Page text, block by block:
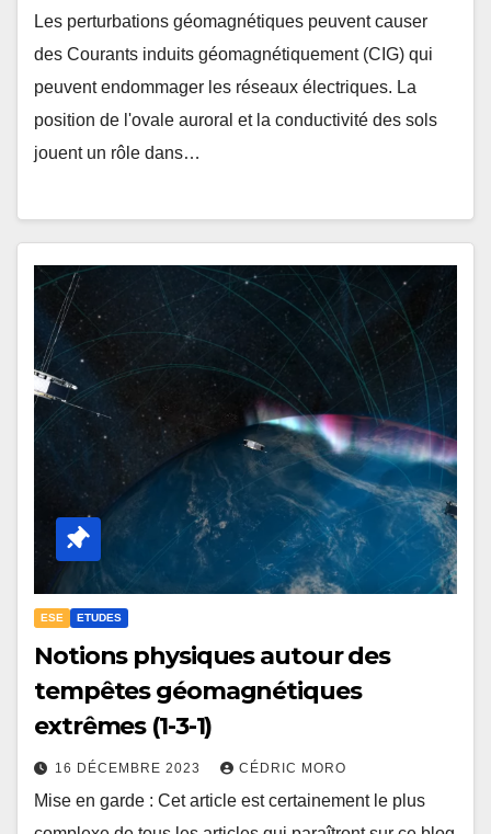
Les perturbations géomagnétiques peuvent causer
des Courants induits géomagnétiquement (CIG) qui
peuvent endommager les réseaux électriques. La
position de l'ovale auroral et la conductivité des sols
jouent un rôle dans…
ESE ETUDES
Notions physiques autour des
tempêtes géomagnétiques
extrêmes (1-3-1)
16 DÉCEMBRE 2023 CÉDRIC MORO
Mise en garde : Cet article est certainement le plus